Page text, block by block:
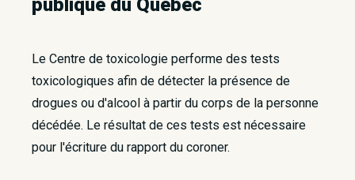
publique du Québec
Le Centre de toxicologie performe des tests
toxicologiques afin de détecter la présence de
drogues ou d'alcool à partir du corps de la personne
décédée. Le résultat de ces tests est nécessaire
pour l'écriture du rapport du coroner.